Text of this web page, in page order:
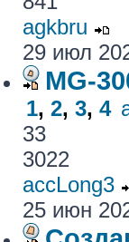
agkbru
29 июл
MG-
1, 2, 3, 4
33
3022
accLong3
25 июн